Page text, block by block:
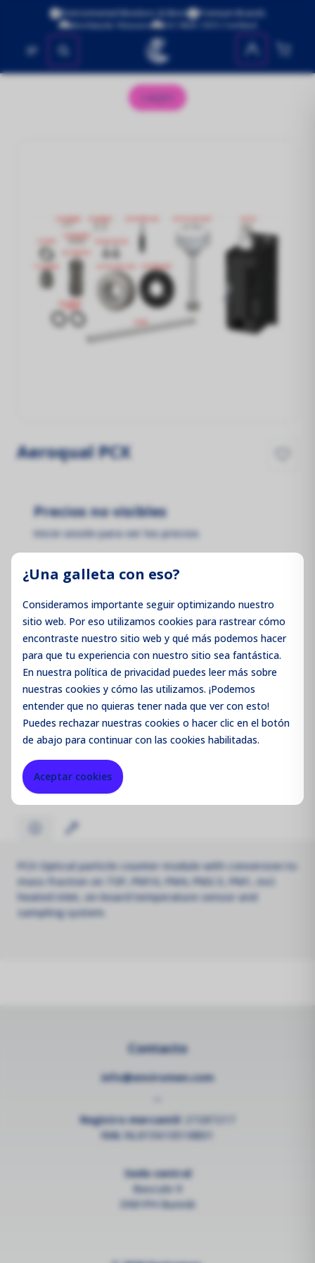
¿Una galleta con eso?
Consideramos importante seguir optimizando nuestro
sitio web. Por eso utilizamos cookies para rastrear cómo
encontraste nuestro sitio web y qué más podemos hacer
para que tu experiencia con nuestro sitio sea fantástica.
En nuestra política de privacidad puedes leer más sobre
nuestras cookies y cómo las utilizamos. ¡Podemos
entender que no quieras tener nada que ver con esto!
Puedes rechazarnuestras cookies o hacer clic en el botón
de abajo para continuar con las cookies habilitadas.
Aceptar cookies
Environmental Monitors & More
Premium Brands
Worldwide Shipping
ISO 9001:2015 Certified
No se encontraron productos
AQS1
Aeroqual PCX
Precios no visibles
Inicie sesión para ver los precios
Iniciar sesión / Registrarse
Código de producto: AQSPCX
Merk: Aeroqual
PCX Optical particle counter module with conversion to
mass fraction on TSP, PM10, PM4, PM2.5, PM1, incl.
heated inlet, on-board temperature sensor and
sampling system.
Contacto
info@enviromen.com
Registro mercantil: 27287217
IVA: NL815610518B01
Sede central
Bascule 9
3981PH Bunnik